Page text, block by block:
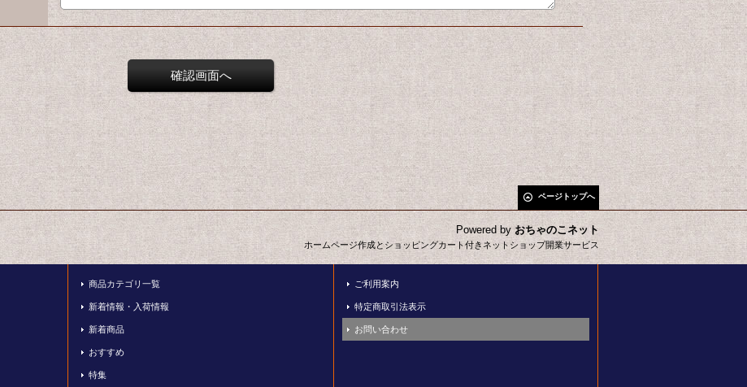
ページトップへ
Powered by おちゃのこネット
ホームページ作成とショッピングカート付きネットショップ開業サービス
商品カテゴリ一覧
新着情報・入荷情報
新着商品
おすすめ
特集
ご利用案内
特定商取引法表示
お問い合わせ